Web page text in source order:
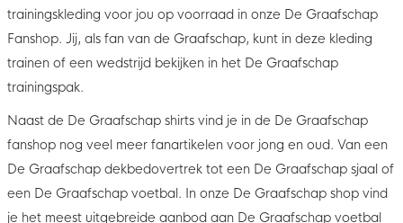
trainingskleding voor jou op voorraad in onze De Graafschap
Fanshop. Jij, als fan van de Graafschap, kunt in deze kleding
trainen of een wedstrijd bekijken in het De Graafschap
trainingspak.
Naast de De Graafschap shirts vind je in de De Graafschap
fanshop nog veel meer fanartikelen voor jong en oud. Van een
De Graafschap dekbedovertrek tot een De Graafschap sjaal of
een De Graafschap voetbal. In onze De Graafschap shop vind
je het meest uitgebreide aanbod aan De Graafschap voetbal